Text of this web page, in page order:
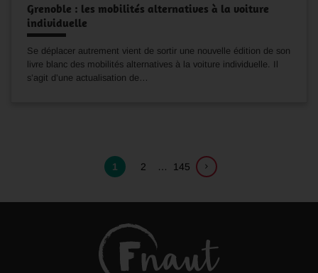
Grenoble : les mobilités alternatives à la voiture
individuelle
Se déplacer autrement vient de sortir une nouvelle édition de son
livre blanc des mobilités alternatives à la voiture individuelle. Il
s’agit d’une actualisation de…
1 2 … 145